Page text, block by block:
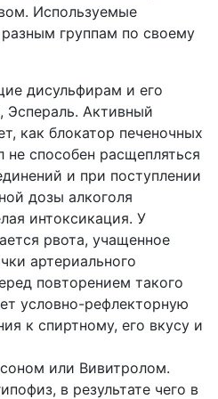
Используемые
группам по своему
дисульфирам и его
Эспераль. Активный
как блокатор печеночных
не способен расщепляться
и при поступлении
дозы алкоголя
интоксикация. У
рвота, учащенное
артериального
повторением такого
условно-рефлекторную
к спиртному, его вкусу и
или Вивитролом.
в результате чего в